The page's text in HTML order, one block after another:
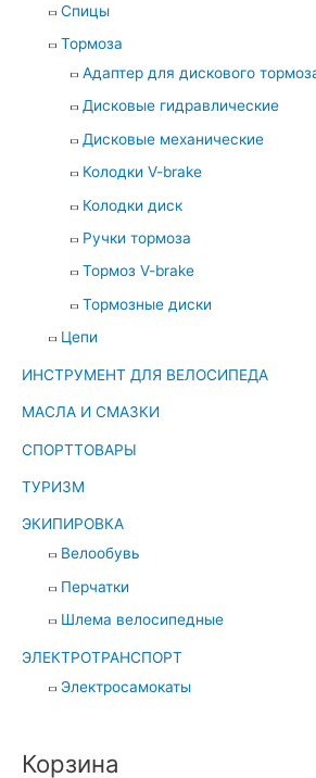
Спицы
Тормоза
Адаптер для дискового
Дисковые гидравлические
Дисковые механические
Колодки V-brake
Колодки диск
Ручки тормоза
Тормоз V-brake
Тормозные диски
Цепи
ИНСТРУМЕНТ ДЛЯ ВЕЛОСИПЕДА
МАСЛА И СМАЗКИ
СПОРТТОВАРЫ
ТУРИЗМ
ЭКИПИРОВКА
Велообувь
Перчатки
Шлема велосипедные
ЭЛЕКТРОТРАНСПОРТ
Электросамокаты
Корзина